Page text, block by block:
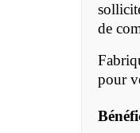
de
pour